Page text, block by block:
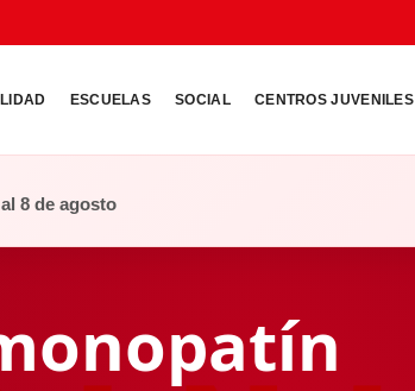
ESCUELAS SOCIAL CENTROS JUVENILES
8 de agosto